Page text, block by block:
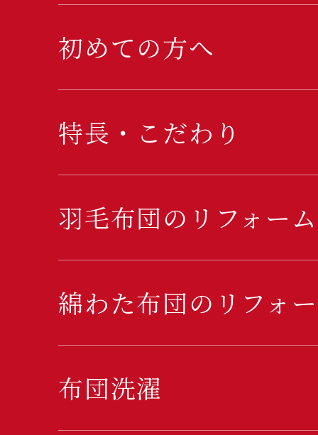
初めての方へ
特長・こだわり
羽毛布団のリフォーム
綿わた布団のリフォ
布団洗濯